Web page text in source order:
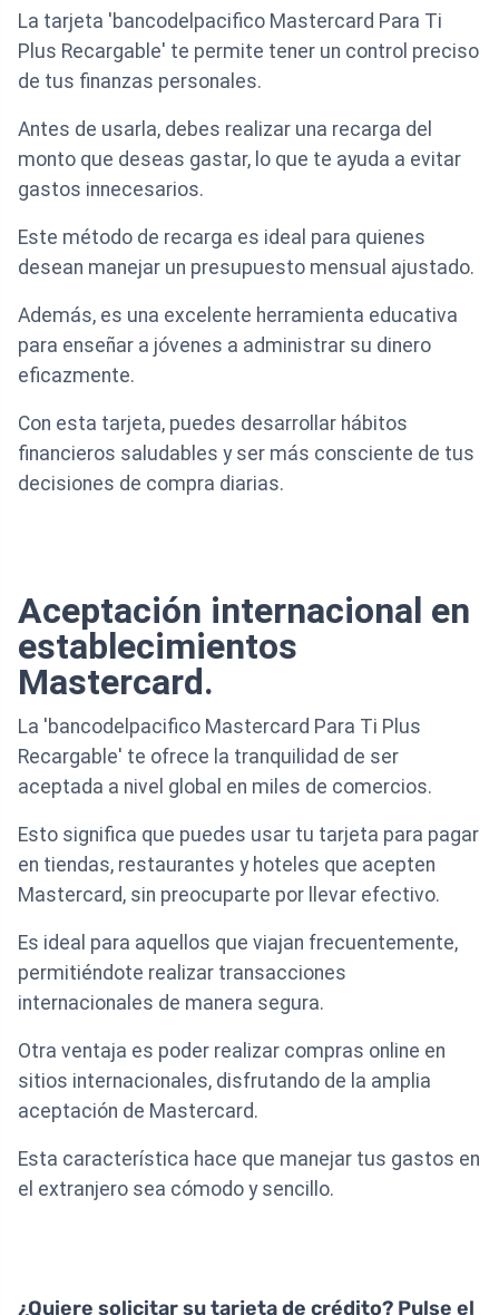
La tarjeta 'bancodelpacifico Mastercard Para Ti
Plus Recargable' te permite tener un control preciso
de tus finanzas personales.
Antes de usarla, debes realizar una recarga del
monto que deseas gastar, lo que te ayuda a evitar
gastos innecesarios.
Este método de recarga es ideal para quienes
desean manejar un presupuesto mensual ajustado.
Además, es una excelente herramienta educativa
para enseñar a jóvenes a administrar su dinero
eficazmente.
Con esta tarjeta, puedes desarrollar hábitos
financieros saludables y ser más consciente de tus
decisiones de compra diarias.
Aceptación internacional en
establecimientos
Mastercard.
La 'bancodelpacifico Mastercard Para Ti Plus
Recargable' te ofrece la tranquilidad de ser
aceptada a nivel global en miles de comercios.
Esto significa que puedes usar tu tarjeta para pagar
en tiendas, restaurantes y hoteles que acepten
Mastercard, sin preocuparte por llevar efectivo.
Es ideal para aquellos que viajan frecuentemente,
permitiéndote realizar transacciones
internacionales de manera segura.
Otra ventaja es poder realizar compras online en
sitios internacionales, disfrutando de la amplia
aceptación de Mastercard.
Esta característica hace que manejar tus gastos en
el extranjero sea cómodo y sencillo.
¿Quiere solicitar su tarjeta de crédito? Pulse el